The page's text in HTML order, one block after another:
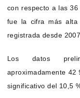
con respecto a las
fue la cifra más alta
registrada desde 2007.
Los datos
aproximadamente 42
significativo del 10,5